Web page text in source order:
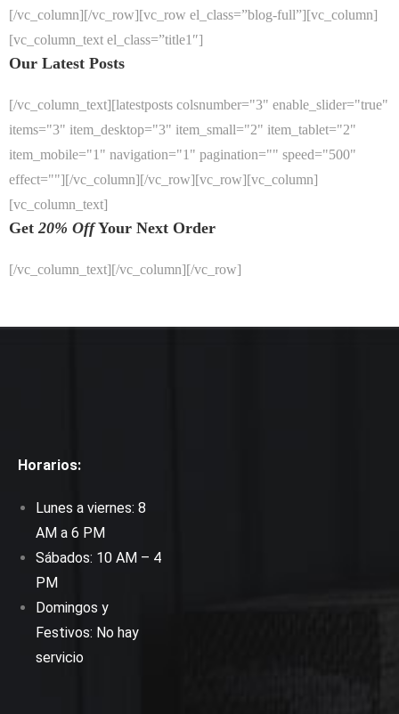
[/vc_column][/vc_row][vc_row el_class=”blog-full”][vc_column]
[vc_column_text el_class=”title1″]
Our Latest Posts
[/vc_column_text][latestposts colsnumber="3" enable_slider="true"
items="3" item_desktop="3" item_small="2" item_tablet="2"
item_mobile="1" navigation="1" pagination="" speed="500"
effect=""][/vc_column][/vc_row][vc_row][vc_column]
[vc_column_text]
Get20% OffYour Next Order
[/vc_column_text][/vc_column][/vc_row]
Horarios:
Lunes a viernes: 8
AM a 6 PM
Sábados: 10 AM – 4
PM
Domingos y
Festivos: No hay
servicio